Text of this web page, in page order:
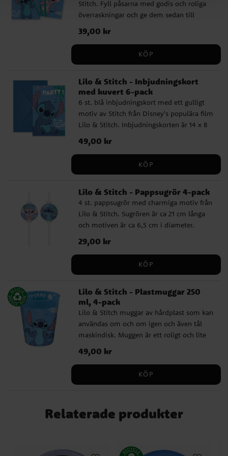
Stitch. Fyll påsarna med godis och roliga
överraskningar och ge dem sedan till
barnen på ditt barnkalas. Påsarna är
tillverkade av FSC-märkt papper och är ca
Pris:39,00 kr
39,00 kr
KÖP
Lilo & Stitch - Inbjudningskort
med kuvert 6-pack
6 st. blå inbjudningskort med ett gulligt
motiv av Stitch från Disney's populära film
Lilo & Stitch. Inbjudningskorten är 14 x 8
cm stora och förpackningen inkluderar
även 6 st. blå kuvert.
Pris :49,00 kr
49,00 kr
KÖP
Lilo & Stitch - Pappsugrör 4-pack
4 st. pappsugrör med charmiga motiv från
Lilo & Stitch. Sugrören är ca 21 cm långa
och motiven är ca 6,5 cm i diameter.
Pris:29,00 kr
29,00 kr
KÖP
Lilo & Stitch - Plastmuggar 250
ml, 4-pack
Lilo & Stitch muggar av hårdplast som kan
användas om och om igen och även tål
maskindisk. Muggen är ett roligt och lite
annorlunda alternativ till en vanlig
kalaspåse och kan fyllas med godis, snacks
och någon leksak. Det fina då är att
kalasets gäster får med sig muggen hem
av Lilo & Stitch som de kan dricka sin
favoritdryck från. Säljs i 4-pack
Pris :49,00 kr
49,00 kr
KÖP
Relaterade produkter